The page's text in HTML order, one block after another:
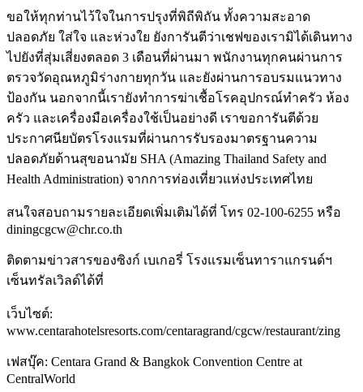
ขอให้ทุกท่านไว้ใจในการปรุงที่พิถีพิถัน ทั้งความสะอาด
ปลอดภัย ใส่ใจ และห่วงใย ยังการันตีว่าเชฟของเรามิได้เดินทาง
ไปยังที่สุ่มเสี่ยงตลอด 3 เดือนที่ผ่านมา พนักงานทุกคนผ่านการ
ตรวจวัดอุณหภูมิร่างกายทุกวัน และยังผ่านการอบรมแนวทาง
ป้องกัน นอกจากนี้เรายังทำการฆ่าเชื้อโรคอุปกรณ์ทำครัว ห้อง
ครัว และเครื่องมือเครื่องใช้เป็นอย่างดี เราขอการันตีด้วย
ประกาศนียบัตรโรงแรมที่ผ่านการรับรองมาตรฐานความ
ปลอดภัยด้านสุขอนามัย SHA (Amazing Thailand Safety and
Health Administration) จากการท่องเที่ยวแห่งประเทศไทย
สนใจสอบถามรายละเอียดเพิ่มเติมได้ที่ โทร 02-100-6255 หรือ
diningcgcw@chr.co.th
ติดตามข่าวสารของซิงก์ เบเกอรี่ โรงแรมเซ็นทาราแกรนด์ฯ
เซ็นทรัลเวิลด์ได้ที่
เว็บไซต์:
www.centarahotelsresorts.com/centaragrand/cgcw/restaurant/zing
เฟสบุ๊ค: Centara Grand & Bangkok Convention Centre at
CentralWorld